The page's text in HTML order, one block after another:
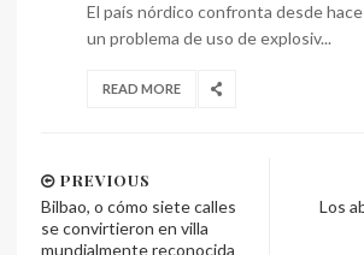
El país nórdico confronta desde
un problema de uso de explosiv...
READ MORE
Los
PREVIOUS
Bilbao, o cómo siete calles
se convirtieron en villa
mundialmente reconocida